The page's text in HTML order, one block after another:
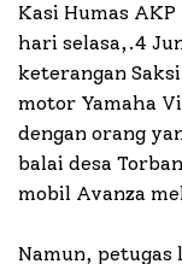
Kasi Humas
hari selasa,.4
keterangan
motor Yamaha
dengan orang
balai desa
mobil Avanza
Namun, petugas